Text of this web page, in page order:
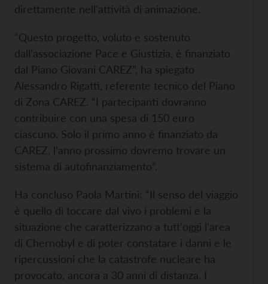
direttamente nell'attività di animazione.
“Questo progetto, voluto e sostenuto
dall’associazione Pace e Giustizia, è finanziato
dal Piano Giovani CAREZ”, ha spiegato
Alessandro Rigatti, referente tecnico del Piano
di Zona CAREZ. “I partecipanti dovranno
contribuire con una spesa di 150 euro
ciascuno. Solo il primo anno è finanziato da
CAREZ, l’anno prossimo dovremo trovare un
sistema di autofinanziamento”.
Ha concluso Paola Martini: “Il senso del viaggio
è quello di toccare dal vivo i problemi e la
situazione che caratterizzano a tutt'oggi l'area
di Chernobyl e di poter constatare i danni e le
ripercussioni che la catastrofe nucleare ha
provocato, ancora a 30 anni di distanza. I